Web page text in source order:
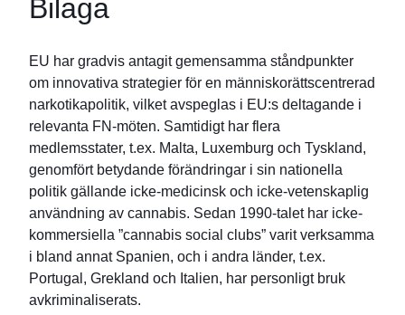
Bilaga
EU har gradvis antagit gemensamma ståndpunkter
om innovativa strategier för en människorättscentrerad
narkotikapolitik, vilket avspeglas i EU:s deltagande i
relevanta FN-möten. Samtidigt har flera
medlemsstater, t.ex. Malta, Luxemburg och Tyskland,
genomfört betydande förändringar i sin nationella
politik gällande icke-medicinsk och icke-vetenskaplig
användning av cannabis. Sedan 1990-talet har icke-
kommersiella ”cannabis social clubs” varit verksamma
i bland annat Spanien, och i andra länder, t.ex.
Portugal, Grekland och Italien, har personligt bruk
avkriminaliserats.